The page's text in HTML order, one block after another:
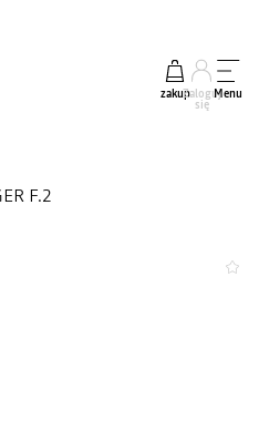
zakupZaloguj
się
Menu
F.2